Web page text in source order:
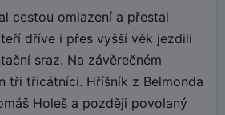
cestou omlazení a přestal
dříve i přes vyšší věk jezdili
sraz. Na závěrečném
tři třicátníci. Hříšník z Belmonda
Holeš a později povolaný